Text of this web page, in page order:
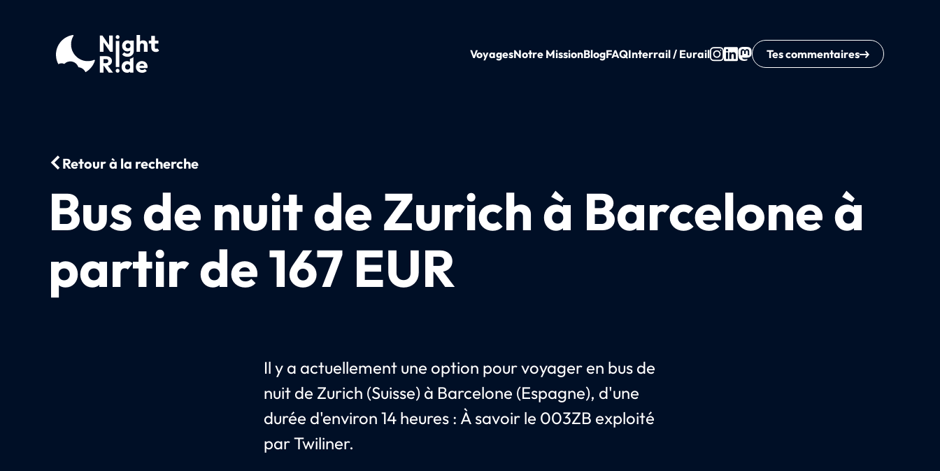
VoyagesNotre MissionBlogFAQInterrail / Eurail Tes commentaires
Retour à la recherche
Bus de nuit de Zurich à Barcelone à
partir de 167 EUR
Il y a actuellement une option pour voyager en bus de
nuit de Zurich (Suisse) à Barcelone (Espagne), d'une
durée d'environ 14 heures : À savoir le 003ZB exploité
par Twiliner.